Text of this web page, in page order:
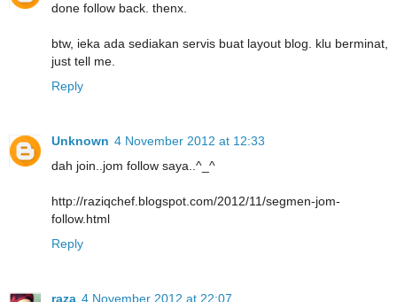
done follow back. thenx.
btw, ieka ada sediakan servis buat layout blog. klu berminat,
just tell me.
Reply
Unknown 4 November 2012 at 12:33
dah join..jom follow saya..^_^
http://raziqchef.blogspot.com/2012/11/segmen-jom-
follow.html
Reply
raza 4 November 2012 at 22:07